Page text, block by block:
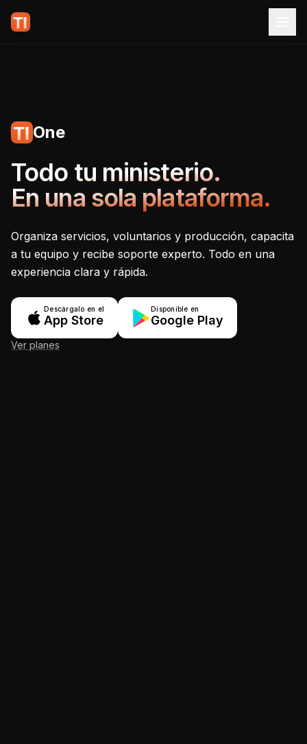
One
Tecnoiglesia One -
Todo tu ministerio.
En una sola plataforma.
Organiza servicios, voluntarios y producción, capacita
a tu equipo y recibe soporte experto. Todo en una
experiencia clara y rápida.
Descárgalo en el
App Store
Disponible en
Google Play
Ver planes